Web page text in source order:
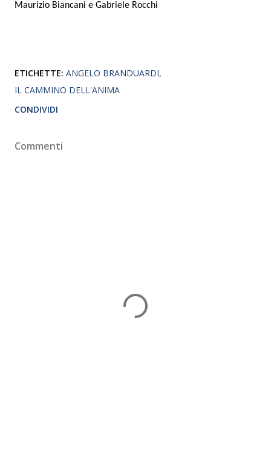
Maurizio Biancani e Gabriele Rocchi
ETICHETTE: ANGELO BRANDUARDI
IL CAMMINO DELL'ANIMA
CONDIVIDI
Commenti